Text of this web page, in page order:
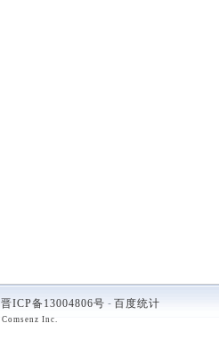
晋ICP备13004806号 - 百度统计
Comsenz Inc.